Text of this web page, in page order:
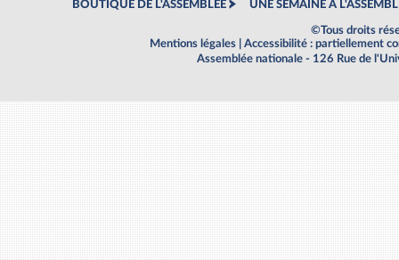
BOUTIQUE DE L'ASSEMBLEE UNE SEMAINE À
©Tous droits
Mentions légales
Accessibilité : partiellement
Assemblée nationale - 126 Rue de